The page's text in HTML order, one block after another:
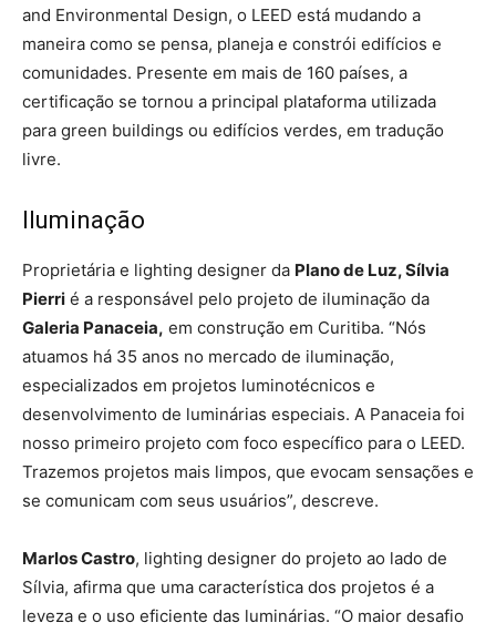
and Environmental Design, o LEED está mudando a
maneira como se pensa, planeja e constrói edifícios e
comunidades. Presente em mais de 160 países, a
certificação se tornou a principal plataforma utilizada
para green buildings ou edifícios verdes, em tradução
livre.
Iluminação
Proprietária e lighting designer da Plano de Luz, Sílvia
Pierri é a responsável pelo projeto de iluminação da
Galeria Panaceia, em construção em Curitiba. “Nós
atuamos há 35 anos no mercado de iluminação,
especializados em projetos luminotécnicos e
desenvolvimento de luminárias especiais. A Panaceia foi
nosso primeiro projeto com foco específico para o LEED.
Trazemos projetos mais limpos, que evocam sensações e
se comunicam com seus usuários”, descreve.
Marlos Castro, lighting designer do projeto ao lado de
Sílvia, afirma que uma característica dos projetos é a
leveza e o uso eficiente das luminárias. “O maior desafio